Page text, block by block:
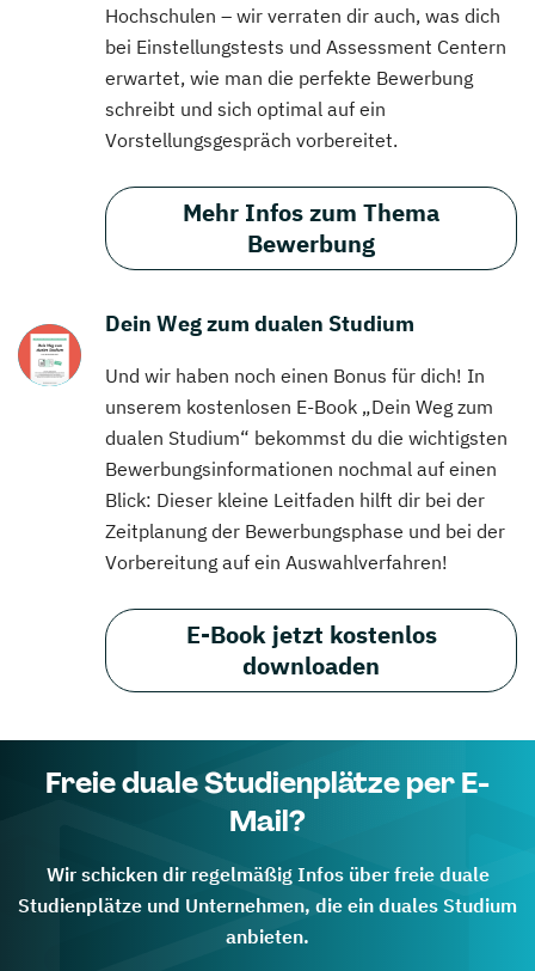
Hochschulen – wir verraten dir auch, was dich
bei Einstellungstests und Assessment Centern
erwartet, wie man die perfekte Bewerbung
schreibt und sich optimal auf ein
Vorstellungsgespräch vorbereitet.
Mehr Infos zum Thema
Bewerbung
Dein Weg zum dualen Studium
Und wir haben noch einen Bonus für dich! In
unserem kostenlosen E-Book „Dein Weg zum
dualen Studium“ bekommst du die wichtigsten
Bewerbungsinformationen nochmal auf einen
Blick: Dieser kleine Leitfaden hilft dir bei der
Zeitplanung der Bewerbungsphase und bei der
Vorbereitung auf ein Auswahlverfahren!
E-Book jetzt kostenlos
downloaden
Freie duale Studienplätze per E-
Mail?
Wir schicken dir regelmäßig Infos über freie duale
Studienplätze und Unternehmen, die ein duales Studium
anbieten.